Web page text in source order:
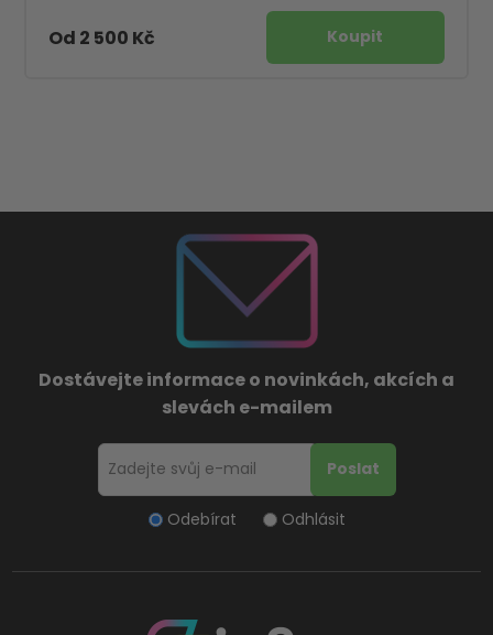
Od 2 500 Kč
Dostávejte informace o novinkách, akcích a
slevách e-mailem
Odebírat Odhlásit